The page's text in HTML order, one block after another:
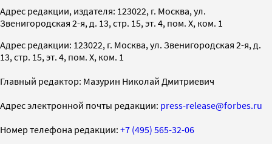
Адрес редакции, издателя: 123022, г. Москва, ул.
Звенигородская 2-я, д. 13, стр. 15, эт. 4, пом. X, ком. 1
Адрес редакции: 123022, г. Москва, ул. Звенигородская 2-я, д.
13, стр. 15, эт. 4, пом. X, ком. 1
Главный редактор: Мазурин Николай Дмитриевич
Адрес электронной почты редакции: press-release@forbes.ru
Номер телефона редакции: +7 (495) 565-32-06